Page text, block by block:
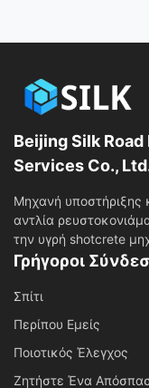
Beijing Silk
Services Co.,
Μηχανή υποστήριξης
αντλία
την υγρή shotcrete
Γρήγοροι
Σπίτι
Περίπου Εμείς
Ποιοτικός Έλεγχος
Ζητήστε Ένα